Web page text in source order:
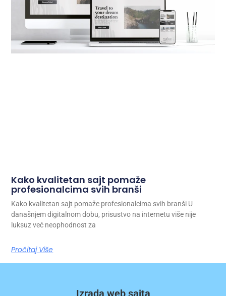
Kako kvalitetan sajt pomaže
profesionalcima svih branši
Kako kvalitetan sajt pomaže profesionalcima svih branši U
današnjem digitalnom dobu, prisustvo na internetu više nije
luksuz već neophodnost za
Pročitaj Više
Izrada web sajta